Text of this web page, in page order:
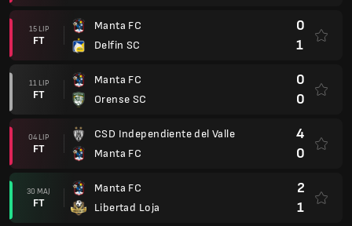
15 LIP
FT
Manta FC
Delfin SC
0
1
11 LIP
FT
Manta FC
Orense SC
0
0
04 LIP
FT
CSD Independiente del Valle
Manta FC
4
0
30 MAJ
FT
Manta FC
Libertad Loja
2
1